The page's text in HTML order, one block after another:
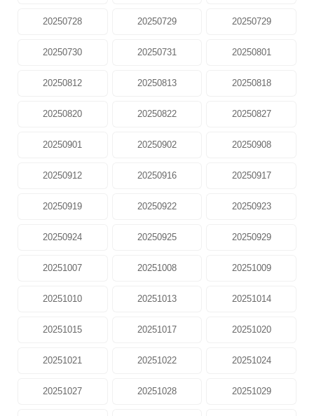
20250728 20250729 20250729
20250730 20250731 20250801
20250812 20250813 20250818
20250820 20250822 20250827
20250901 20250902 20250908
20250912 20250916 20250917
20250919 20250922 20250923
20250924 20250925 20250929
20251007 20251008 20251009
20251010 20251013 20251014
20251015 20251017 20251020
20251021 20251022 20251024
20251027 20251028 20251029